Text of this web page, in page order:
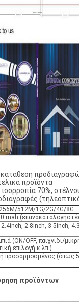
προϊόντα
70%,
512M/1G/2G/4G/8G
mah
2.8inch, 3.5inch,
(ON/OFF, παιχνίδι/
επιλογή κ.λπ.)
προσαρμοσμένος (όπως
προϊόντων